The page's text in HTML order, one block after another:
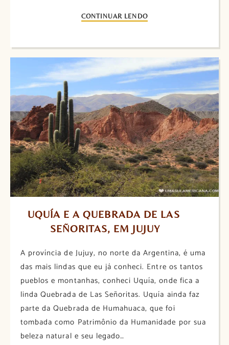
CONTINUAR LENDO
UQUÍA E A QUEBRADA DE LAS
SEÑORITAS, EM JUJUY
A província de Jujuy, no norte da Argentina, é uma
das mais lindas que eu já conheci. Entre os tantos
pueblos e montanhas, conheci Uquía, onde fica a
linda Quebrada de Las Señoritas. Uquía ainda faz
parte da Quebrada de Humahuaca, que foi
tombada como Patrimônio da Humanidade por sua
beleza natural e seu legado…